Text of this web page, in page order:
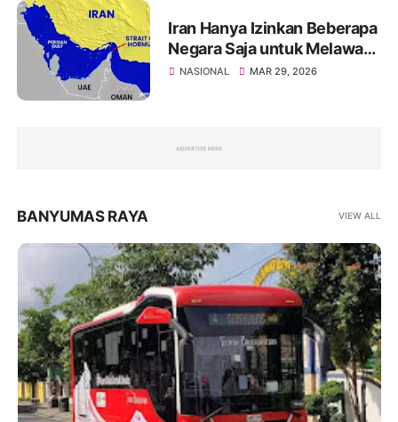
Iran Hanya Izinkan Beberapa
Negara Saja untuk Melawati
Selat Hormuz, Ini Daftarnya
NASIONAL MAR 29, 2026
BANYUMAS RAYA VIEW ALL